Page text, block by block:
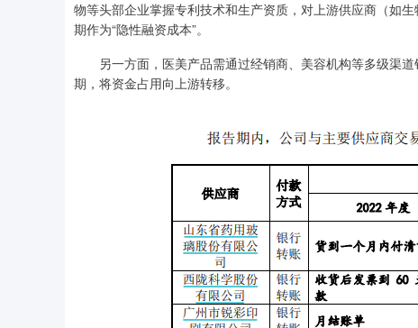
物等头部企业掌握专利技术和生产资质，对上游供应商（如
期作为“隐性融资成本”。
另一方面，医美产品需通过经销商、美容机构等多级渠道
期，将资金占用向上游转移。